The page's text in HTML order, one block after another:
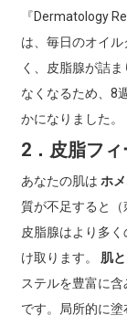
『Dermatology
は、毎日のオイ
く、皮脂腺が詰
なくなるため、8
かになりました。
2．皮脂フ
あなたの肌は ホ
質が不足すると（
皮脂腺はより多
け取ります。 肌
ステルを豊富に
です。局所的に